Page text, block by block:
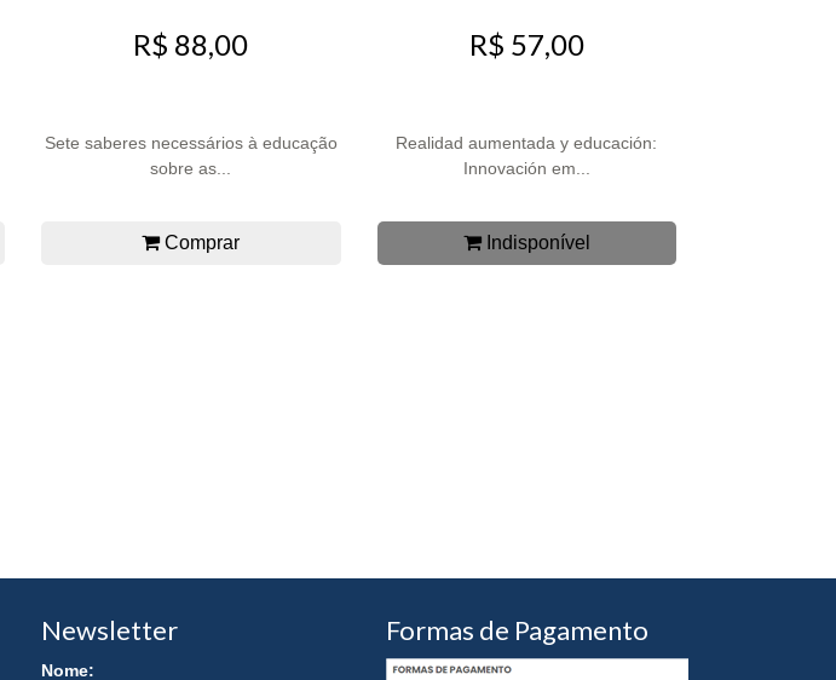
R$ 88,00
Sete saberes necessários à educação
sobre as...
Comprar
R$ 57,00
Realidad aumentada y educación:
Innovación em...
Indisponível
Newsletter
Nome:
Formas de Pagamento